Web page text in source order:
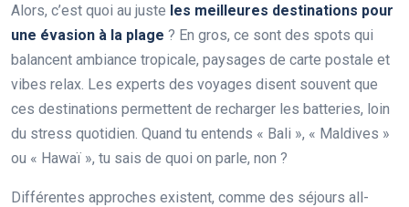
Alors, c’est quoi au juste les meilleures destinations pour
une évasion à la plage ? En gros, ce sont des spots qui
balancent ambiance tropicale, paysages de carte postale et
vibes relax. Les experts des voyages disent souvent que
ces destinations permettent de recharger les batteries, loin
du stress quotidien. Quand tu entends « Bali », « Maldives »
ou « Hawaï », tu sais de quoi on parle, non ?
Différentes approches existent, comme des séjours all-